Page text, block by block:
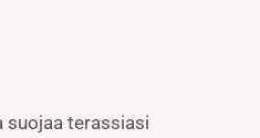
suojaa terassiasi